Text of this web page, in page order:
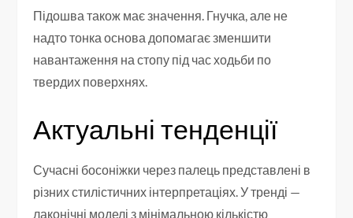
Підошва також має значення. Гнучка, але не
надто тонка основа допомагає зменшити
навантаження на стопу під час ходьби по
твердих поверхнях.
Актуальні тенденції
Сучасні босоніжки через палець представлені в
різних стилістичних інтерпретаціях. У тренді —
лаконічні моделі з мінімальною кількістю